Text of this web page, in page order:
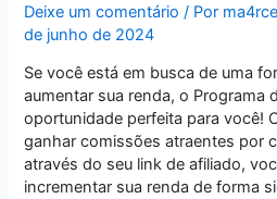
Deixe um comentário / Por
de junho de 2024
Se você está em busca de uma
aumentar sua renda, o Programa
oportunidade perfeita para você!
ganhar comissões atraentes por
através do seu link de afiliado,
incrementar sua renda de forma